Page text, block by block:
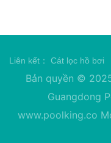
Liên kết： Cát lọc hồ bơi
Bản quyền ©
Guangdong
www.poolking.co